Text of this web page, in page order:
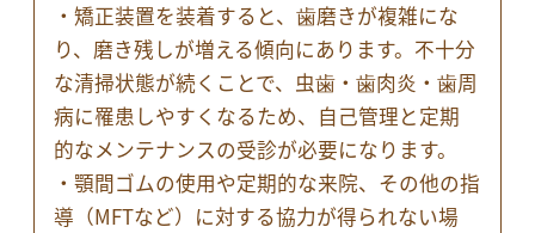
・矯正装置を装着すると、歯磨きが複雑にな
り、磨き残しが増える傾向にあります。不十分
な清掃状態が続くことで、虫歯・歯肉炎・歯周
病に罹患しやすくなるため、自己管理と定期
的なメンテナンスの受診が必要になります。
・顎間ゴムの使用や定期的な来院、その他の指
導（MFTなど）に対する協力が得られない場